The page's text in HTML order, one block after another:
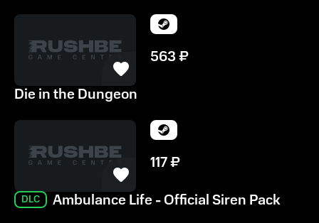
563₽
Die in the Dungeon
117₽
DLC Ambulance Life - Official Siren Pack